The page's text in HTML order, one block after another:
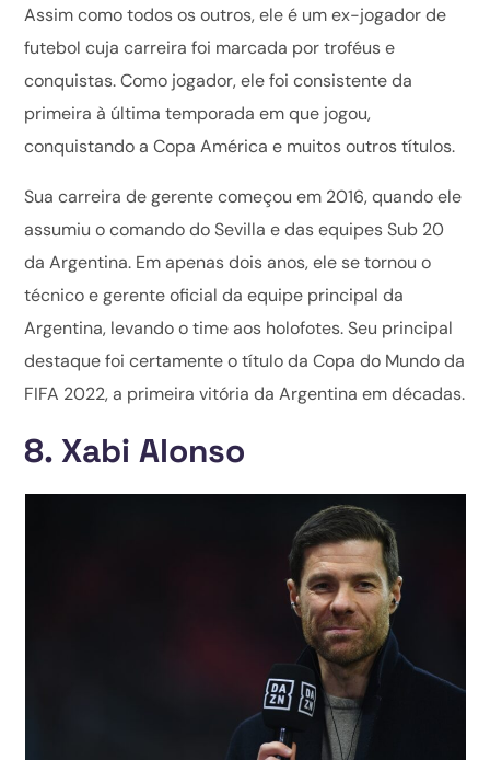
Assim como todos os outros, ele é um ex-jogador de
futebol cuja carreira foi marcada por troféus e
conquistas. Como jogador, ele foi consistente da
primeira à última temporada em que jogou,
conquistando a Copa América e muitos outros títulos.
Sua carreira de gerente começou em 2016, quando ele
assumiu o comando do Sevilla e das equipes Sub 20
da Argentina. Em apenas dois anos, ele se tornou o
técnico e gerente oficial da equipe principal da
Argentina, levando o time aos holofotes. Seu principal
destaque foi certamente o título da Copa do Mundo da
FIFA 2022, a primeira vitória da Argentina em décadas.
8. Xabi Alonso